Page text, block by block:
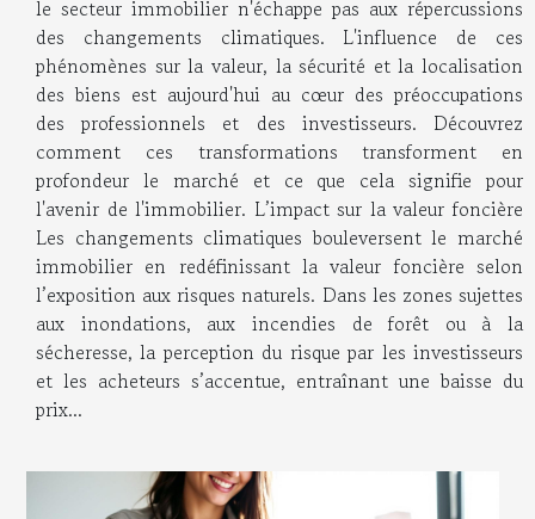
le secteur immobilier n'échappe pas aux répercussions
des changements climatiques. L'influence de ces
phénomènes sur la valeur, la sécurité et la localisation
des biens est aujourd'hui au cœur des préoccupations
des professionnels et des investisseurs. Découvrez
comment ces transformations transforment en
profondeur le marché et ce que cela signifie pour
l'avenir de l'immobilier. L’impact sur la valeur foncière
Les changements climatiques bouleversent le marché
immobilier en redéfinissant la valeur foncière selon
l’exposition aux risques naturels. Dans les zones sujettes
aux inondations, aux incendies de forêt ou à la
sécheresse, la perception du risque par les investisseurs
et les acheteurs s’accentue, entraînant une baisse du
prix...